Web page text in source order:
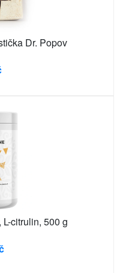
Dr. Popov
citrulin, 500 g